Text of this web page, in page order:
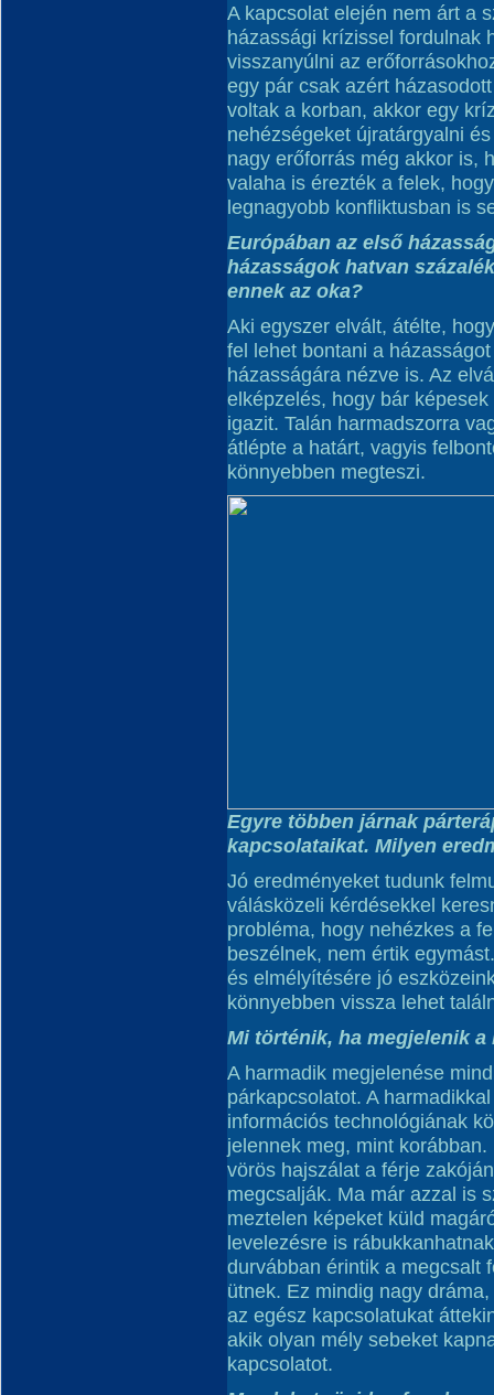
A kapcsolat elején nem árt a
házassági krízissel fordulnak
visszanyúlni az
egy pár csak azért
voltak a korban, akkor egy
nehézségeket újratárgyalni
nagy erőforrás még akkor is,
valaha is érezték a felek,
legnagyobb konfliktusban is
Európában az első
házasságok hatvan
ennek az oka?
Aki egyszer elvált, átélte,
fel lehet bontani a
házasságára nézve is. Az
elképzelés, hogy bár
igazit. Talán harmadszorra
átlépte a határt, vagyis
könnyebben megteszi.
Egyre többen járnak
kapcsolataikat. Milyen
Jó eredményeket tudunk
válásközeli kérdésekkel
probléma, hogy nehézkes a
beszélnek, nem értik
és elmélyítésére jó
könnyebben vissza lehet
Mi történik, ha megjelenik
A harmadik megjelenése
párkapcsolatot. A
információs technológiának
jelennek meg, mint
vörös hajszálat a férje
megcsalják. Ma már azzal is
meztelen képeket küld
levelezésre is
durvábban érintik a megcsalt
ütnek. Ez mindig nagy
az egész kapcsolatukat
akik olyan mély sebeket
kapcsolatot.